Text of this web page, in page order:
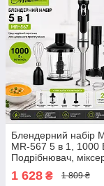
Блендерний набір
MR-567 5 в 1, 1000
Подрібнювач,
насадка для пюре,
із подвійним лезом
1 628 ₴ 1 809 ₴